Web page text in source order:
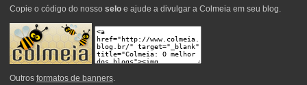
Copie o código do nosso seloe ajude a divulgar a Colmeia em seu blog.
Outros formatos de banners.